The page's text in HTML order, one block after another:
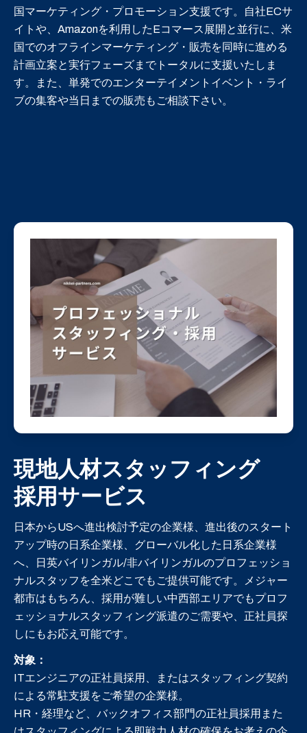
国マーケティング・プロモーション支援です。自社ECサ
イトや、Amazonを利用したEコマース展開と並行に、米
国でのオフラインマーケティング・販売を同時に進める
計画立案と実行フェーズまでトータルに支援いたしま
す。また、単発でのエンターテイメントイベント・ライ
ブの集客や当日までの販売もご相談下さい。
現地人材スタッフィング
採用サービス
日本からUSへ進出検討予定の企業様、進出後のスタート
アップ時の日系企業様、 グローバル化した日系企業様
へ、日英バイリンガル/非バイリンガルのプロフェッショ
ナルスタッフを全米どこでもご提供可能です。
メジャー
都市はもちろん、採用が難しい中西部エリアでもプロフ
ェッショナルスタッフィング派遣のご需要や、正社員探
しにもお応え可能です。
対象：
ITエンジニアの正社員採用、またはスタッフィング契約
による常駐支援をご希望の企業様。
HR・経理など、バックオフィス部門の正社員採用また